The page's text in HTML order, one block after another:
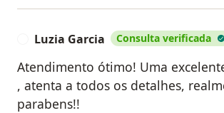
Luzia Garcia Consulta verificada
Atendimento ótimo! Uma
, atenta a todos os detalhes,
parabens!!